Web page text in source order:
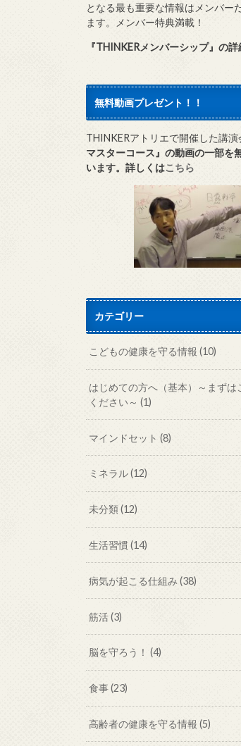
となる最も重要な情報はメンバー
ます。メンバー特典満載！
『THINKERメンバーシップ』 の詳
無料動画プレゼント！！
THINKERアトリエで開催した講演
マスターコース』の動画の一部を
います。詳しくはこちら
カテゴリー
こどもの健康を守る情報(10)
はじめての方へ（基本）～まずは
ください～(1)
マインドセット(8)
ミネラル(12)
未分類(12)
生活習慣(14)
病気が起こる仕組み(38)
筋活(3)
脳を守ろう！(4)
食事(23)
高齢者の健康を守る情報(5)